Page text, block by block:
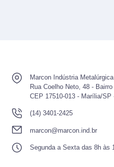
Marcon Indústria
Rua Coelho Neto, 48 -
CEP 17510-013 - Marília/SP
(14) 3401-2425
marcon@marcon.ind.br
Segunda a Sexta das 8h às